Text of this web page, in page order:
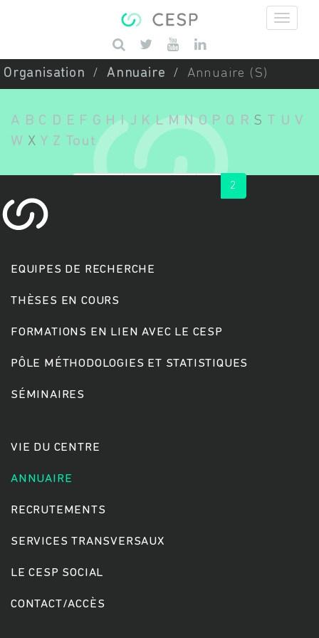
Saisissez vos mots-clés
Organisation Annuaire Annuaire (S)
A B C D E F G H I J K L M N O P Q R S T U V
W X Y Z Tout
2
EQUIPES DE RECHERCHE
THÈSES EN COURS
FORMATIONS EN LIEN AVEC LE CESP
PÔLE MÉTHODOLOGIES ET STATISTIQUES
SÉMINAIRES
VIE DU CENTRE
ANNUAIRE
RECRUTEMENTS
SERVICES TRANSVERSAUX
LE CESP SOCIAL
CONTACT/ACCÈS